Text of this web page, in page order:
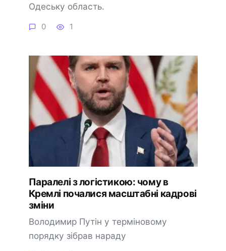
Одеську область.
0 1
Паралелі з логістикою: чому в
Кремлі почалися масштабні кадрові
зміни
Володимир Путін у терміновому
порядку зібрав нараду